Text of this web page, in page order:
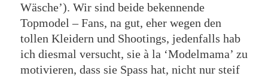
Wäsche’). Wir sind beide bekennende
Topmodel – Fans, na gut, eher wegen den
tollen Kleidern und Shootings, jedenfalls hab
ich diesmal versucht, sie à la ‘Modelmama’ zu
motivieren, dass sie Spass hat, nicht nur steif